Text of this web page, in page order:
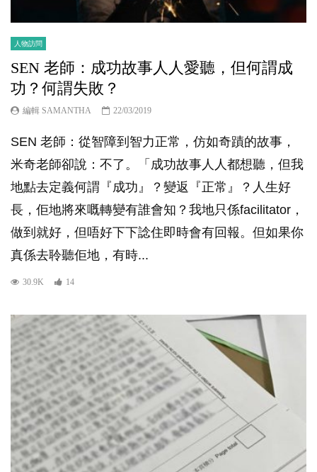
人物訪問
SEN 老師：成功故事人人愛聽，但何謂成
功？何謂失敗？
編輯 SAMANTHA 22/03/2019
SEN 老師：從智障到智力正常，仿如奇蹟的故事，
米奇老師卻說：不了。「成功故事人人都想聽，但我
地點去定義何謂『成功』？變返『正常』？人生好
長，佢地將來嘅轉變有誰會知？我地只係facilitator，
做到就好，但唔好下下諗住即時會有回報。但如果你
真係去聆聽佢地，有時...
30.9K 14